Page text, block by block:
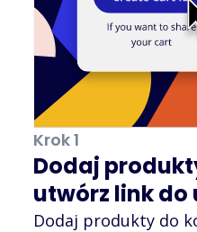
Krok 1
Dodaj
utwórz link
Dodaj produkty do